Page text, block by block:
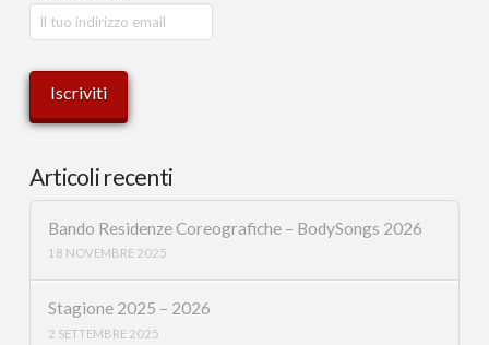
Articoli recenti
Bando Residenze Coreografiche – BodySongs 2026
18 NOVEMBRE 2025
Stagione 2025 – 2026
2 SETTEMBRE 2025